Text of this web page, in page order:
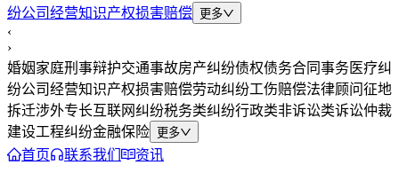
纷公司经营知识产权损害赔偿 更多
‹
›
婚姻家庭刑事辩护交通事故房产纠纷债权债务合同事务医疗纠
纷公司经营知识产权损害赔偿劳动纠纷工伤赔偿法律顾问征地
拆迁涉外专长互联网纠纷税务类纠纷行政类非诉讼类诉讼仲裁
建设工程纠纷金融保险 更多
首页 联系我们 资讯